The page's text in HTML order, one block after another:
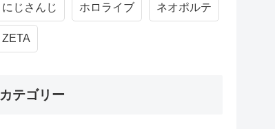
にじさんじ ホロライブ ネオポルテ
ZETA
カテゴリー